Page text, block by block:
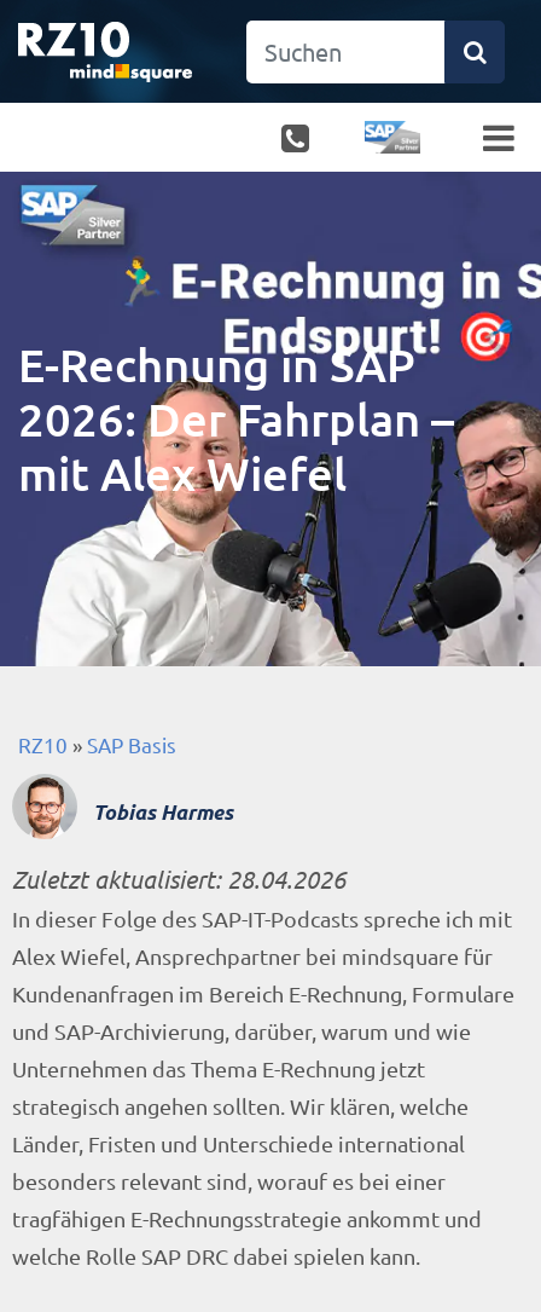
E-Rechnung in SAP
2026: Der Fahrplan –
mit Alex Wiefel
RZ10 » SAP Basis
Tobias Harmes
Zuletzt aktualisiert: 28.04.2026
In dieser Folge des SAP-IT-Podcasts spreche ich mit
Alex Wiefel, Ansprechpartner bei mindsquare für
Kundenanfragen im Bereich E-Rechnung, Formulare
und SAP-Archivierung, darüber, warum und wie
Unternehmen das Thema E-Rechnung jetzt
strategisch angehen sollten. Wir klären, welche
Länder, Fristen und Unterschiede international
besonders relevant sind, worauf es bei einer
tragfähigen E-Rechnungsstrategie ankommt und
welche Rolle SAP DRC dabei spielen kann.